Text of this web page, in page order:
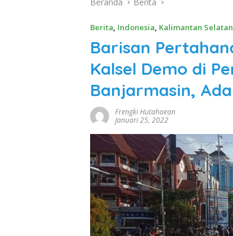
Berita, Indonesia, Kalimantan Selatan
Barisan
Kalsel Demo di
Banjarmasin,
Frengki Hutahaean
Januari 25, 2022